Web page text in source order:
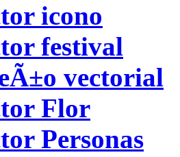
icono
festival
vectorial
Flor
Personas